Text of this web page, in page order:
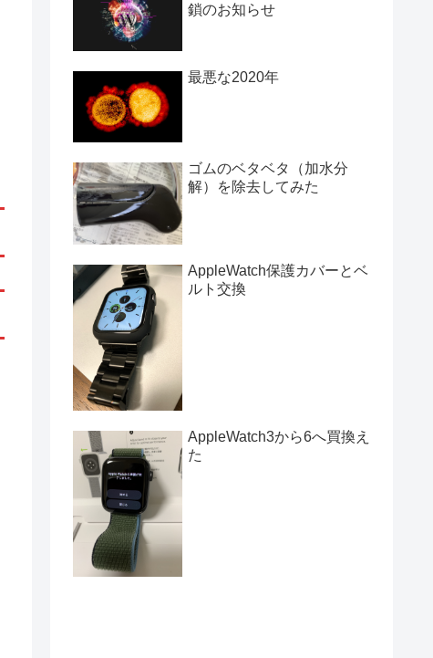
鎖のお知らせ
最悪な2020年
ゴムのベタベタ（加水分
解）を除去してみた
AppleWatch保護カバーとベ
ルト交換
AppleWatch3から6へ買換え
た